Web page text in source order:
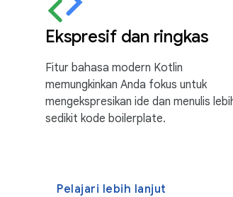
Ekspresif dan ringkas
Fitur bahasa modern Kotlin
memungkinkan Anda fokus untuk
mengekspresikan ide dan menulis
sedikit kode boilerplate.
Pelajari lebih lanjut